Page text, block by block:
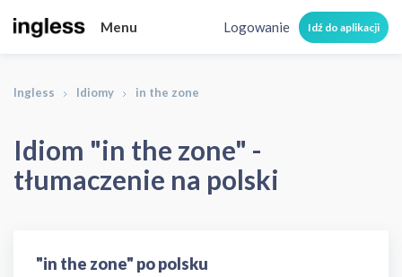
Menu Logowanie Idź do aplikacji
Ingless Idiomy in the zone
Idiom "in the zone" -
tłumaczenie na polski
"in the zone" po polsku